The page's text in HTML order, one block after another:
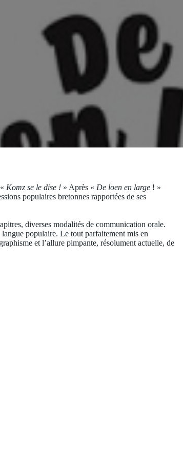
Komz se le dise ! » Après « De loen en large ! »
populaires bretonnes rapportées de ses
diverses modalités de communication orale.
populaire. Le tout parfaitement mis en
et l’allure pimpante, résolument actuelle, de